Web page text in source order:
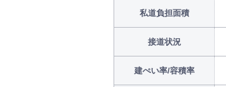
私道負担面積
接道状況
建ぺい率/容積率